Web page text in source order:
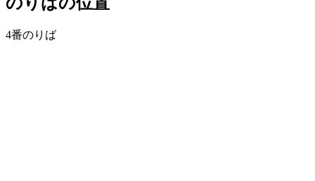
4番のりば